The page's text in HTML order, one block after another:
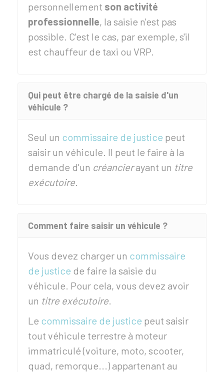
personnellement son activité
professionnelle, la saisie n'est pas
possible. C'est le cas, par exemple, s'il
est chauffeur de taxi ou VRP.
Qui peut être chargé de la saisie d'un
véhicule ?
Seul un commissaire de justice peut
saisir un véhicule. Il peut le faire à la
demande d'un créancierayant un titre
exécutoire.
Comment faire saisir un véhicule ?
Vous devez charger un commissaire
de justice de faire la saisie du
véhicule. Pour cela, vous devez avoir
un titre exécutoire.
Le commissaire de justice peut saisir
tout véhicule terrestre à moteur
immatriculé (voiture, moto, scooter,
quad, remorque...) appartenant au